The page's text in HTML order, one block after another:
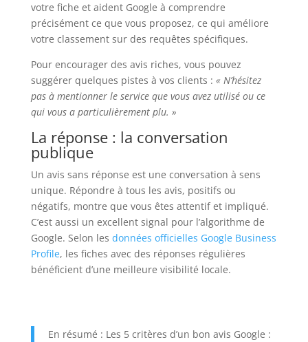
votre fiche et aident Google à comprendre
précisément ce que vous proposez, ce qui améliore
votre classement sur des requêtes spécifiques.
Pour encourager des avis riches, vous pouvez
suggérer quelques pistes à vos clients : « N’hésitez
pas à mentionner le service que vous avez utilisé ou ce
qui vous a particulièrement plu. »
La réponse : la conversation
publique
Un avis sans réponse est une conversation à sens
unique. Répondre à tous les avis, positifs ou
négatifs, montre que vous êtes attentif et impliqué.
C’est aussi un excellent signal pour l’algorithme de
Google. Selon les données officielles Google Business
Profile, les fiches avec des réponses régulières
bénéficient d’une meilleure visibilité locale.
En résumé : Les 5 critères d’un bon avis Google :